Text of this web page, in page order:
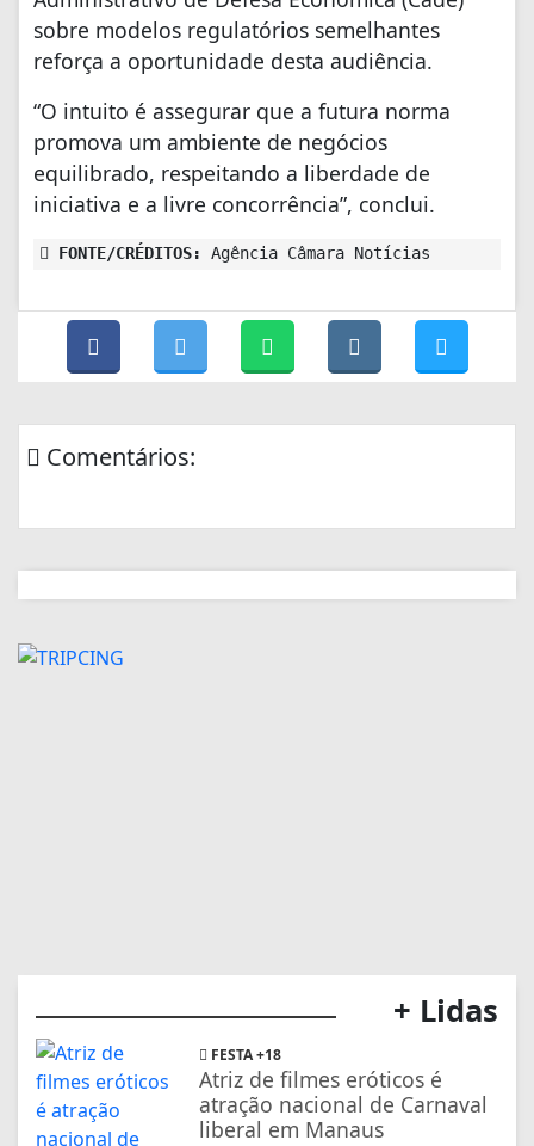
sobre modelos regulatórios semelhantes
reforça a oportunidade desta audiência.
“O intuito é assegurar que a futura norma
promova um ambiente de negócios
equilibrado, respeitando a liberdade de
iniciativa e a livre concorrência”, conclui.
FONTE/CRÉDITOS: Agência Câmara Notícias
Comentários:
+ Lidas
FESTA +18
Atriz de filmes eróticos é
atração nacional de Carnaval
liberal em Manaus